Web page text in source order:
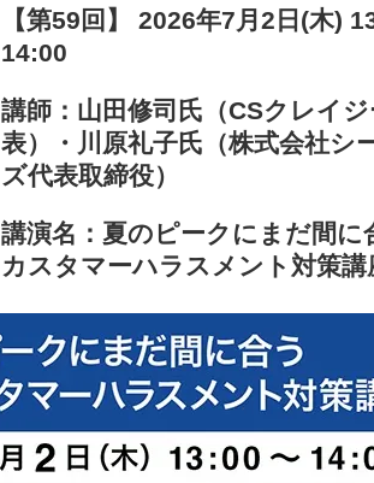
【第59回】 2026年7月2日(木)
14:00
講師：山田修司氏（CSクレイ
表）・川原礼子氏（株式会社シ
ズ代表取締役）
講演名：夏のピークにまだ間
カスタマーハラスメント対策講